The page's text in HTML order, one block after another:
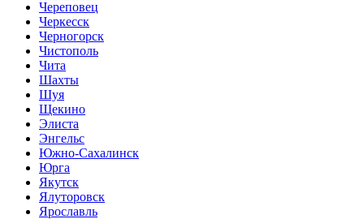
Череповец
Черкесск
Черногорск
Чистополь
Чита
Шахты
Шуя
Щекино
Элиста
Энгельс
Южно-Сахалинск
Юрга
Якутск
Ялуторовск
Ярославль